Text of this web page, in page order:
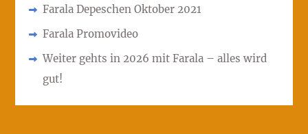
Farala Depeschen Oktober 2021
Farala Promovideo
Weiter gehts in 2026 mit Farala – alles wird
gut!